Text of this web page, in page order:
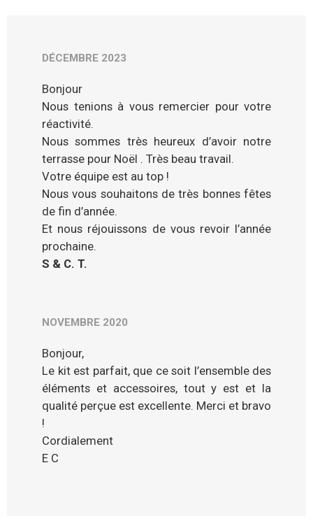
DÉCEMBRE 2023
Bonjour
Nous tenions à vous remercier pour votre
réactivité.
Nous sommes très heureux d’avoir notre
terrasse pour Noël . Très beau travail.
Votre équipe est au top !
Nous vous souhaitons de très bonnes fêtes
de fin d’année.
Et nous réjouissons de vous revoir l’année
prochaine.
S & C. T.
NOVEMBRE 2020
Bonjour,
Le kit est parfait, que ce soit l’ensemble des
éléments et accessoires, tout y est et la
qualité perçue est excellente. Merci et bravo
!
Cordialement
E C